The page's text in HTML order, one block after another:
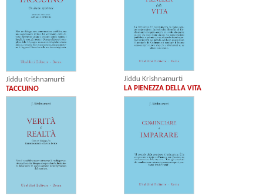
Jiddu Krishnamurti
TACCUINO
Jiddu Krishnamurti
LA PIENEZZA DELLA VITA